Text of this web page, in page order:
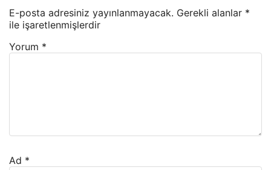
E-posta adresiniz yayınlanmayacak. Gerekli alanlar *
ile işaretlenmişlerdir
Yorum *
Ad *